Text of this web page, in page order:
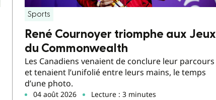
Sports
René Cournoyer triomphe aux Jeux
du Commonwealth
Les Canadiens venaient de conclure leur parcours
et tenaient l’unifolié entre leurs mains, le temps
d’une photo.
04 août 2026 Lecture : 3 minutes